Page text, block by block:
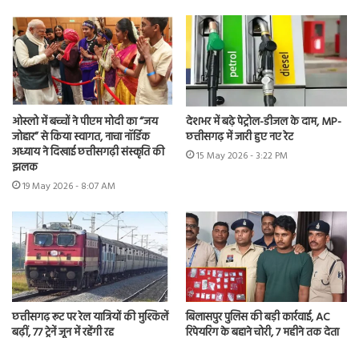
ओस्लो में बच्चों ने पीएम मोदी का “जय
जोहार” से किया स्वागत, नाचा नॉर्डिक
अध्याय ने दिखाई छत्तीसगढ़ी संस्कृति की
झलक
19 May 2026 - 8:07 AM
देशभर में बढ़े पेट्रोल-डीजल के दाम, MP-
छत्तीसगढ़ में जारी हुए नए रेट
15 May 2026 - 3:22 PM
छत्तीसगढ़ रूट पर रेल यात्रियों की मुश्किलें
बढ़ीं, 77 ट्रेनें जून में रहेंगी रद्द
बिलासपुर पुलिस की बड़ी कार्रवाई, AC
रिपेयरिंग के बहाने चोरी, 7 महीने तक देता